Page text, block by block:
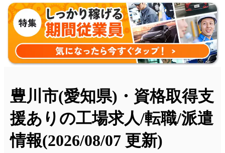
豊川市(愛知県)・資格取得支
援ありの工場求人/転職/派遣
情報(2026/08/07 更新)